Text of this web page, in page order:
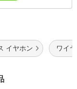
イヤホン ワイ